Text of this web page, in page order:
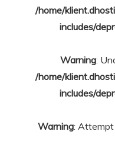
/home/
includes/
Warning:
/home/
includes/
Warning: